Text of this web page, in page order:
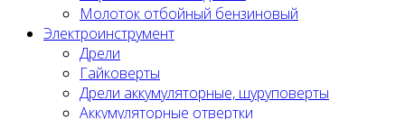
Молоток отбойный бензиновый
Электроинструмент
Дрели
Гайковерты
Дрели аккумуляторные, шуруповерты
Аккумуляторные отвертки